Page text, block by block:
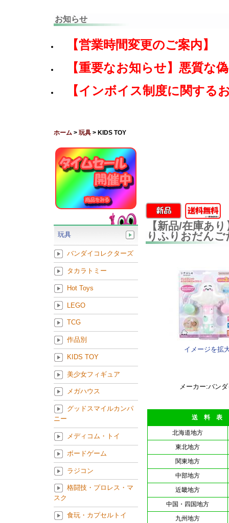
お知らせ
【営業時間変更のご案内】
【重要なお知らせ】悪質な
【インボイス制度に関する
ホーム > 玩具 > KIDS TOY
【新品/在庫あ
りふりおだんご
イメージを拡
メーカー:バン
送 料 表
北海道地方
東北地方
関東地方
中部地方
近畿地方
中国・四国地方
九州地方
玩具
バンダイコレクターズ
タカラトミー
Hot Toys
LEGO
TCG
作品別
KIDS TOY
美少女フィギュア
メガハウス
グッドスマイルカンパ
ニー
メディコム・トイ
ボードゲーム
ラジコン
格闘技・プロレス・マ
スク
食玩・カプセルトイ